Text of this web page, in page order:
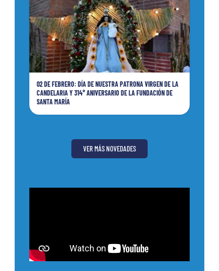
02 DE FEBRERO: DÍA DE NUESTRA PATRONA VIRGEN DE LA
CANDELARIA Y 314° ANIVERSARIO DE LA FUNDACIÓN DE
SANTA MARÍA
VER MÁS NOVEDADES